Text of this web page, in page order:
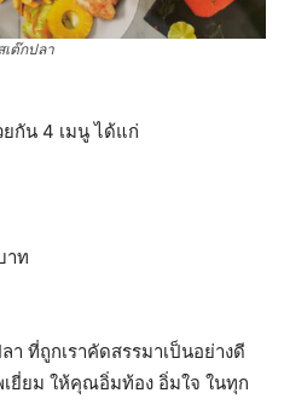
เต๊กปลา
กัน 4 เมนู ได้แก่
าท
า ที่ถูกเราคัดสรรมาเป็นอย่างดี
ยี่ยม ให้คุณอิ่มท้อง อิ่มใจ ในทุก